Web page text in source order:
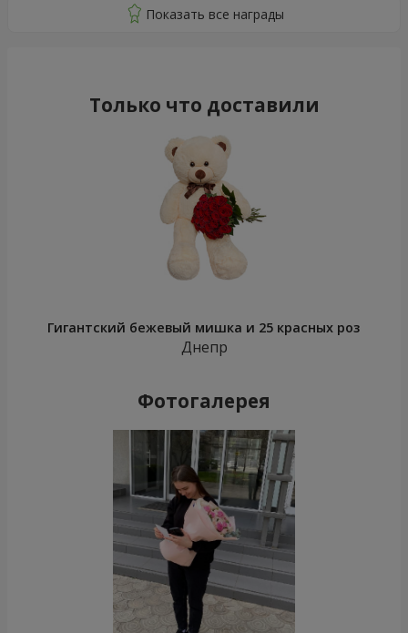
Только что доставили
Гигантский бежевый мишка и 25 красных роз
Днепр
Фотогалерея